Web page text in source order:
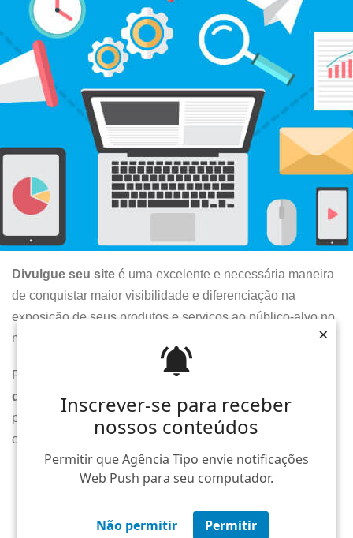
Inscrever-se para receber
nossos conteúdos
Permitir que Agência Tipo envie notificações
Web Push para seu computador.
Não permitir Permitir
×
Inscrever-se para receber
nossos conteúdos
Permitir que Agência Tipo envie notificações
Web Push para seu computador.
Não permitir Permitir
×
Divulgue seu site é uma excelente e necessária maneira
de conquistar maior visibilidade e diferenciação na
exposição de seus produtos e serviços ao público-alvo no
mercado.
Para realizar um trabalho bem realizado no processo para
divulgue seu site
, deve-se atentar para alguns
procedimentos essenciais que, no médio-longo prazo
consolidarão novos resultados.
Otimização do site no buscador
Escolha minuciosa das palavras-chave